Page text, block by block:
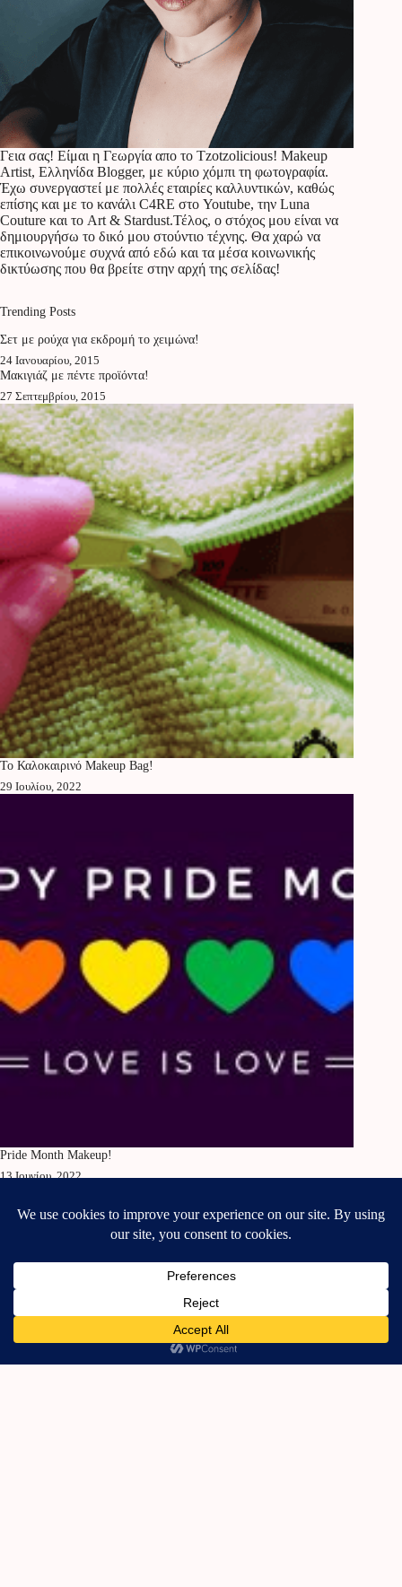
Γεια σας! Είμαι η Γεωργία απο το Tzotzolicious! Makeup
Artist, Ελληνίδα Blogger, με κύριο χόμπι τη φωτογραφία.
Έχω συνεργαστεί με πολλές εταιρίες καλλυντικών, καθώς
επίσης και με το κανάλι C4RE στο Youtube, την Luna
Couture και το Art & Stardust.Τέλος, ο στόχος μου είναι να
δημιουργήσω το δικό μου στούντιο τέχνης. Θα χαρώ να
επικοινωνούμε συχνά από εδώ και τα μέσα κοινωνικής
δικτύωσης που θα βρείτε στην αρχή της σελίδας!
Trending Posts
Σετ με ρούχα για εκδρομή το χειμώνα!
24 Ιανουαρίου, 2015
Μακιγιάζ με πέντε προϊόντα!
27 Σεπτεμβρίου, 2015
Το Καλοκαιρινό Makeup Bag!
29 Ιουλίου, 2022
Pride Month Makeup!
13 Ιουνίου, 2022